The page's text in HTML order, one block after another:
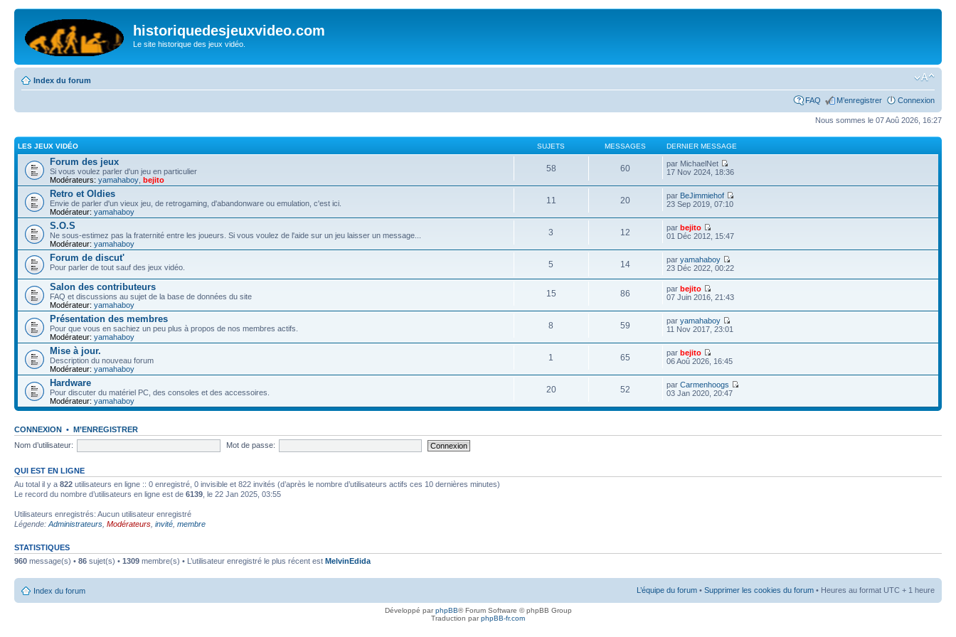
historiquedesjeuxvideo.com
Le site historique des jeux vidéo.
Index du forum
FAQ M’enregistrer Connexion
Nous sommes le 07 Aoû 2026, 16:27
LES JEUX VIDÉO SUJETS MESSAGES DERNIER MESSAGE
Forum des jeux
Si vous voulez parler d'un jeu en particulier
Modérateurs: yamahaboy bejito
58 60
par MichaelNet
17 Nov 2024, 18:36
Retro et Oldies
Envie de parler d'un vieux jeu, de retrogaming, d'abandonware ou emulation, c'est ici.
Modérateur: yamahaboy
11 20 par BeJimmiehof
23 Sep 2019, 07:10
S.O.S
Ne sous-estimez pas la fraternité entre les joueurs. Si vous voulez de l'aide sur un jeu laisser un message...
Modérateur: yamahaboy
3 12 parbejito
01 Déc 2012, 15:47
Forum de discut'
Pour parler de tout sauf des jeux vidéo. 5 14 paryamahaboy
23 Déc 2022, 00:22
Salon des contributeurs
FAQ et discussions au sujet de la base de données du site
Modérateur: yamahaboy
15 86 parbejito
07 Juin 2016, 21:43
Présentation des membres
Pour que vous en sachiez un peu plus à propos de nos membres actifs.
Modérateur: yamahaboy
8 59 paryamahaboy
11 Nov 2017, 23:01
Mise à jour.
Description du nouveau forum
Modérateur: yamahaboy
1 65 parbejito
06 Aoû 2026, 16:45
Hardware
Pour discuter du matériel PC, des consoles et des accessoires.
Modérateur: yamahaboy
20 52 parCarmenhoogs
03 Jan 2020, 20:47
CONNEXION • M’ENREGISTRER
Nom d’utilisateur:
Mot de passe:
QUI EST EN LIGNE
Au total il y a 822 utilisateurs en ligne :: 0 enregistré, 0 invisible et 822 invités (d’après le nombre d’utilisateurs actifs ces 10 dernières minutes)
Le record du nombre d’utilisateurs en ligne est de 6139 , le 22 Jan 2025, 03:55
Utilisateurs enregistrés: Aucun utilisateur enregistré
Légende: Administrateurs Modérateurs invité membre
STATISTIQUES
960 message(s) • 86 sujet(s) • 1309 membre(s) • L’utilisateur enregistré le plus récent est MelvinEdida
Index du forum L’équipe du forum • Supprimer les cookies du forum • Heures au format UTC + 1 heure
Développé parphpBB® Forum Software © phpBB Group
Traduction parphpBB-fr.com